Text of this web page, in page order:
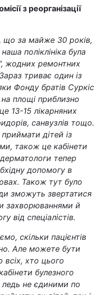
з реорганізації
за майже 30 років,
поліклініка була
жодних ремонтних
триває один із
Фонду братів Суркіс
площі приблизно
13-15 лікарняних
санвузлів тощо.
дітей із
також це кабінети
тепер
допомогу в
Також тут було
зможуть звертатися
захворюваннями й
від спеціалістів.
скільки пацієнтів
Але можете бути
хто цього
булезного
ледь не єдиними по